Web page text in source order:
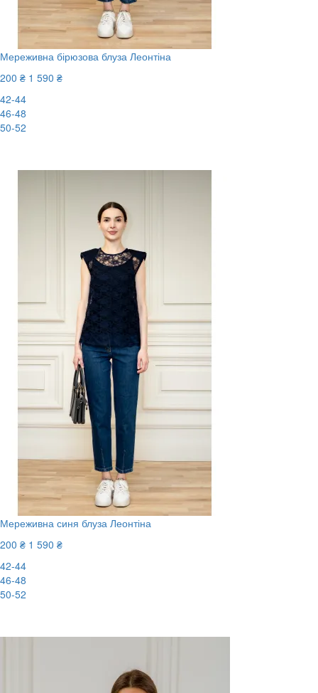
Мереживна бірюзова блуза Леонтіна
200 ₴ 1 590 ₴
42-44
46-48
50-52
Мереживна синя блуза Леонтіна
200 ₴ 1 590 ₴
42-44
46-48
50-52